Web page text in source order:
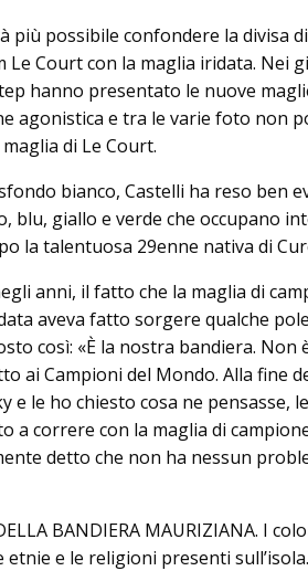
più possibile confondere la divisa
Le Court con la maglia iridata. Nei
hanno presentato le nuove
agonistica e tra le varie foto non
di Le Court.
bianco, Castelli ha reso ben
blu, giallo e verde che occupano
la talentuosa 29enne nativa di
anni, il fatto che la maglia di
aveva fatto sorgere qualche
così: «È la nostra bandiera.
ai Campioni del Mondo. Alla fine
e le ho chiesto cosa ne pensasse,
a correre con la maglia di
detto che non ha nessun
BANDIERA MAURIZIANA. I
e le religioni presenti